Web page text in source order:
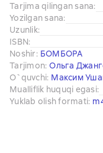
Tarjima qilingan sana:
Yozilgan sana:
Uzunlik:
ISBN:
Noshir: БОМБОРА
Tarjimon: Ольга
O`quvchi: Максим
Mualliflik huquqi egasi:
Yuklab olish formati: